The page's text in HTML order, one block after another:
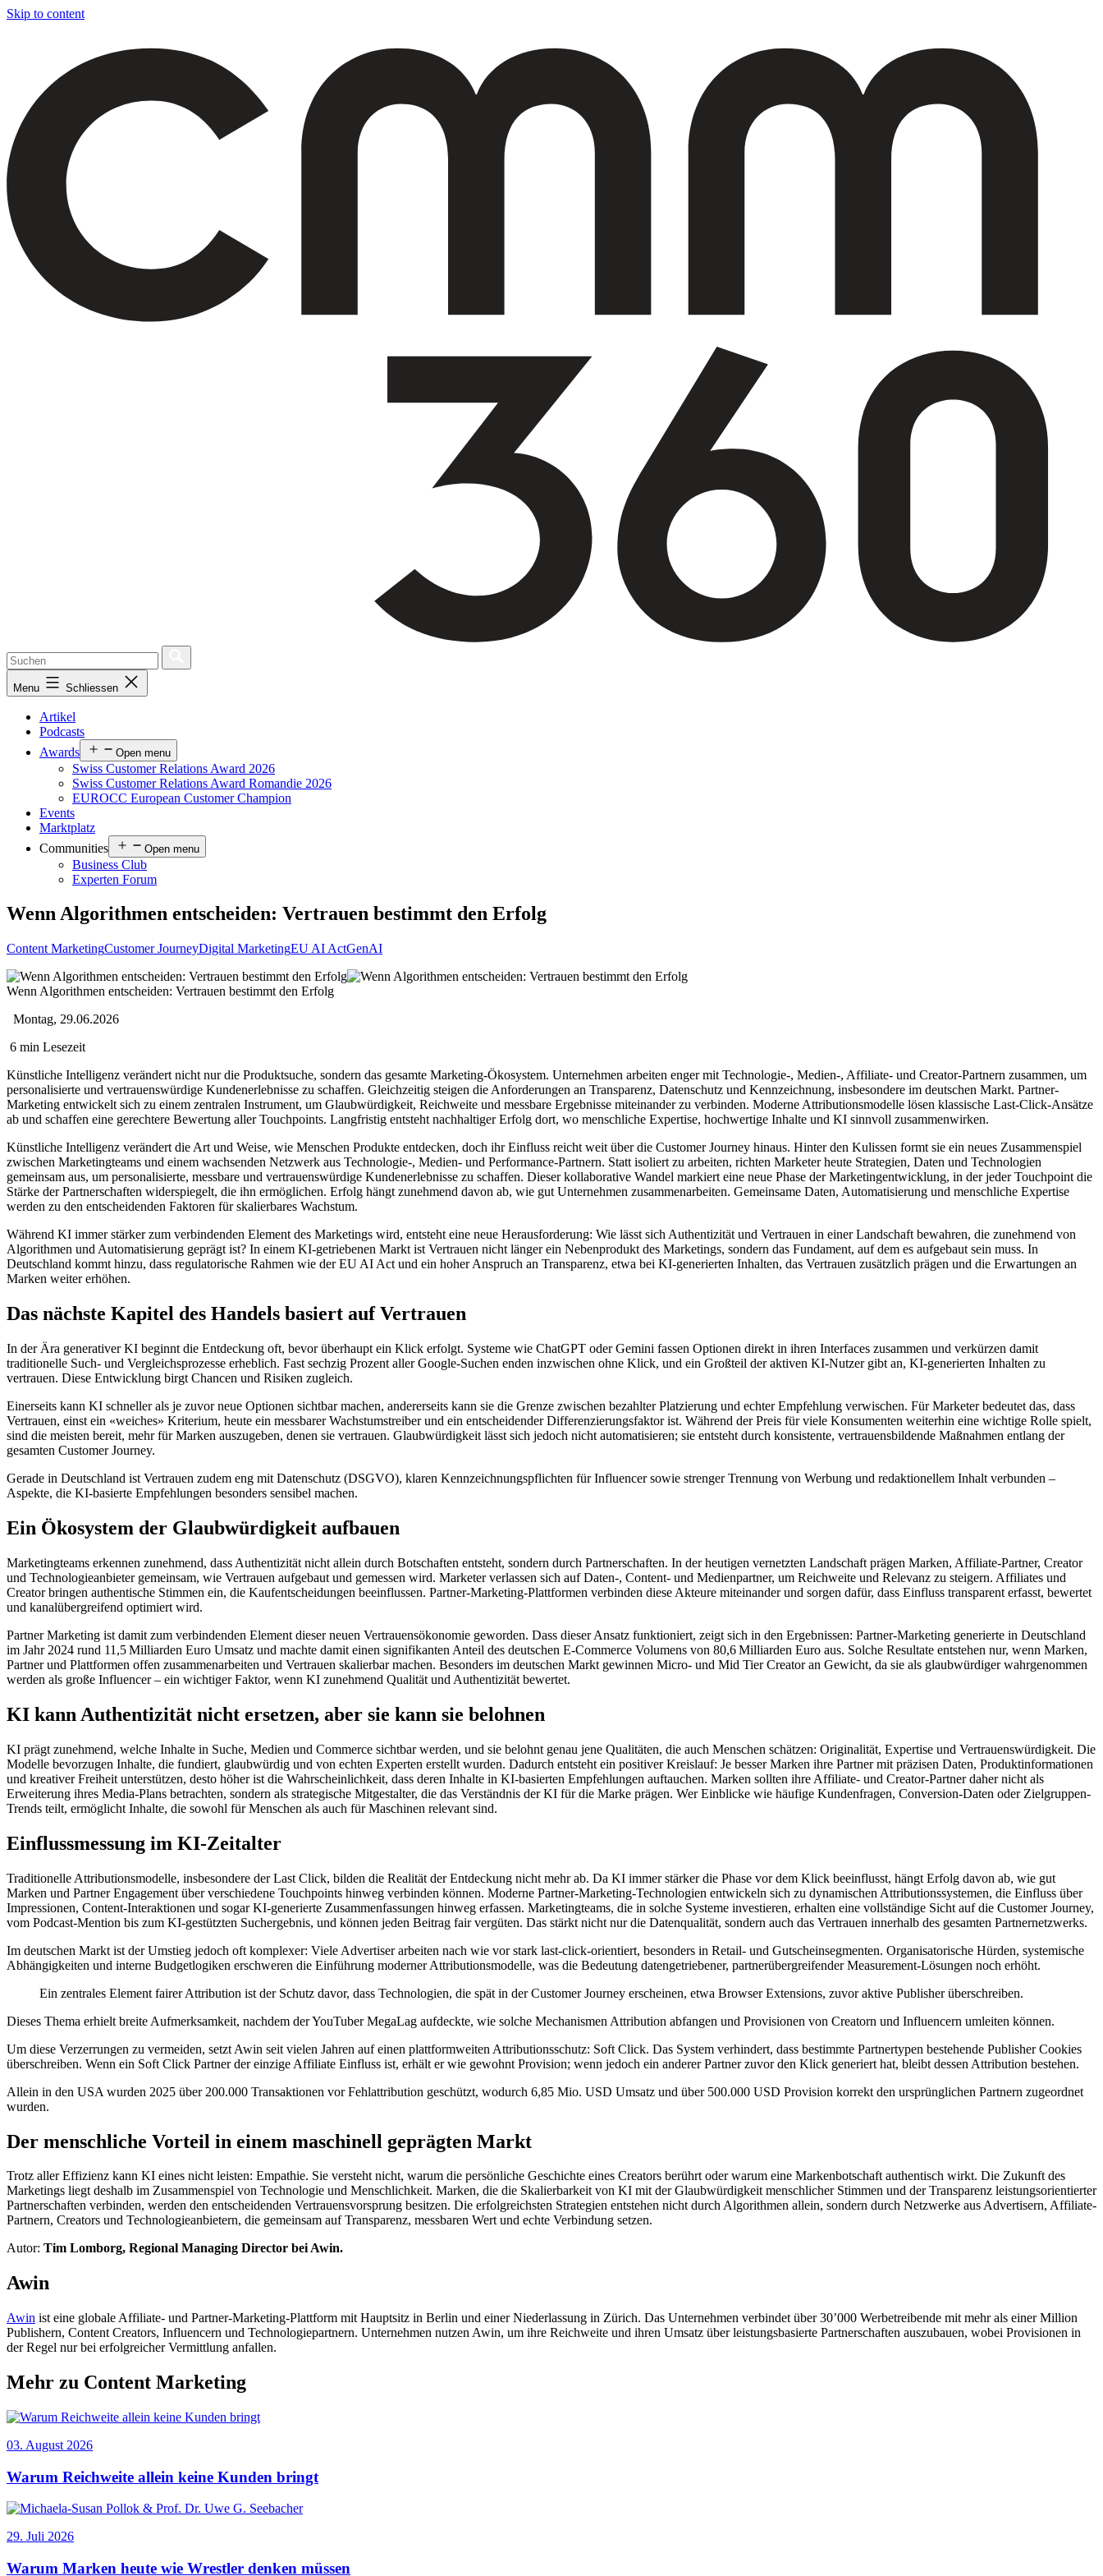
Skip to content
Menu Schliessen
Artikel
Podcasts
Awards
Open menu
Swiss Customer Relations Award 2026
Swiss Customer Relations Award Romandie 2026
EUROCC European Customer Champion
Events
Marktplatz
Communities
Open menu
Business Club
Experten Forum
Wenn Algorithmen entscheiden: Vertrauen bestimmt den Erfolg
Content MarketingCustomer JourneyDigital MarketingEU AI ActGenAI
Wenn Algorithmen entscheiden: Vertrauen bestimmt den Erfolg
Montag, 29.06.2026
6 min Lesezeit
Künstliche Intelligenz verändert nicht nur die Produktsuche, sondern das gesamte Marketing-Ökosystem. Unternehmen arbeiten enger mit Technologie-, Medien-, Affiliate- und Creator-Partnern zusammen, um
personalisierte und vertrauenswürdige Kundenerlebnisse zu schaffen. Gleichzeitig steigen die Anforderungen an Transparenz, Datenschutz und Kennzeichnung, insbesondere im deutschen Markt. Partner-
Marketing entwickelt sich zu einem zentralen Instrument, um Glaubwürdigkeit, Reichweite und messbare Ergebnisse miteinander zu verbinden. Moderne Attributionsmodelle lösen klassische Last-Click-Ansätze
ab und schaffen eine gerechtere Bewertung aller Touchpoints. Langfristig entsteht nachhaltiger Erfolg dort, wo menschliche Expertise, hochwertige Inhalte und KI sinnvoll zusammenwirken.
Künstliche Intelligenz verändert die Art und Weise, wie Menschen Produkte entdecken, doch ihr Einfluss reicht weit über die Customer Journey hinaus. Hinter den Kulissen formt sie ein neues Zusammenspiel
zwischen Marketingteams und einem wachsenden Netzwerk aus Technologie-, Medien- und Performance-Partnern. Statt isoliert zu arbeiten, richten Marketer heute Strategien, Daten und Technologien
gemeinsam aus, um personalisierte, messbare und vertrauenswürdige Kundenerlebnisse zu schaffen. Dieser kollaborative Wandel markiert eine neue Phase der Marketingentwicklung, in der jeder Touchpoint die
Stärke der Partnerschaften widerspiegelt, die ihn ermöglichen. Erfolg hängt zunehmend davon ab, wie gut Unternehmen zusammenarbeiten. Gemeinsame Daten, Automatisierung und menschliche Expertise
werden zu den entscheidenden Faktoren für skalierbares Wachstum.
Während KI immer stärker zum verbindenden Element des Marketings wird, entsteht eine neue Herausforderung: Wie lässt sich Authentizität und Vertrauen in einer Landschaft bewahren, die zunehmend von
Algorithmen und Automatisierung geprägt ist? In einem KI-getriebenen Markt ist Vertrauen nicht länger ein Nebenprodukt des Marketings, sondern das Fundament, auf dem es aufgebaut sein muss. In
Deutschland kommt hinzu, dass regulatorische Rahmen wie der EU AI Act und ein hoher Anspruch an Transparenz, etwa bei KI-generierten Inhalten, das Vertrauen zusätzlich prägen und die Erwartungen an
Marken weiter erhöhen.
Das nächste Kapitel des Handels basiert auf Vertrauen
In der Ära generativer KI beginnt die Entdeckung oft, bevor überhaupt ein Klick erfolgt. Systeme wie ChatGPT oder Gemini fassen Optionen direkt in ihren Interfaces zusammen und verkürzen damit
traditionelle Such- und Vergleichsprozesse erheblich. Fast sechzig Prozent aller Google-Suchen enden inzwischen ohne Klick, und ein Großteil der aktiven KI-Nutzer gibt an, KI-generierten Inhalten zu
vertrauen. Diese Entwicklung birgt Chancen und Risiken zugleich.
Einerseits kann KI schneller als je zuvor neue Optionen sichtbar machen, andererseits kann sie die Grenze zwischen bezahlter Platzierung und echter Empfehlung verwischen. Für Marketer bedeutet das, dass
Vertrauen, einst ein «weiches» Kriterium, heute ein messbarer Wachstumstreiber und ein entscheidender Differenzierungsfaktor ist. Während der Preis für viele Konsumenten weiterhin eine wichtige Rolle spielt,
sind die meisten bereit, mehr für Marken auszugeben, denen sie vertrauen. Glaubwürdigkeit lässt sich jedoch nicht automatisieren; sie entsteht durch konsistente, vertrauensbildende Maßnahmen entlang der
gesamten Customer Journey.
Gerade in Deutschland ist Vertrauen zudem eng mit Datenschutz (DSGVO), klaren Kennzeichnungspflichten für Influencer sowie strenger Trennung von Werbung und redaktionellem Inhalt verbunden –
Aspekte, die KI-basierte Empfehlungen besonders sensibel machen.
Ein Ökosystem der Glaubwürdigkeit aufbauen
Marketingteams erkennen zunehmend, dass Authentizität nicht allein durch Botschaften entsteht, sondern durch Partnerschaften. In der heutigen vernetzten Landschaft prägen Marken, Affiliate-Partner, Creator
und Technologieanbieter gemeinsam, wie Vertrauen aufgebaut und gemessen wird. Marketer verlassen sich auf Daten-, Content- und Medienpartner, um Reichweite und Relevanz zu steigern. Affiliates und
Creator bringen authentische Stimmen ein, die Kaufentscheidungen beeinflussen. Partner-Marketing-Plattformen verbinden diese Akteure miteinander und sorgen dafür, dass Einfluss transparent erfasst, bewertet
und kanalübergreifend optimiert wird.
Partner Marketing ist damit zum verbindenden Element dieser neuen Vertrauensökonomie geworden. Dass dieser Ansatz funktioniert, zeigt sich in den Ergebnissen: Partner-Marketing generierte in Deutschland
im Jahr 2024 rund 11,5 Milliarden Euro Umsatz und machte damit einen signifikanten Anteil des deutschen E-Commerce Volumens von 80,6 Milliarden Euro aus. Solche Resultate entstehen nur, wenn Marken,
Partner und Plattformen offen zusammenarbeiten und Vertrauen skalierbar machen. Besonders im deutschen Markt gewinnen Micro- und Mid Tier Creator an Gewicht, da sie als glaubwürdiger wahrgenommen
werden als große Influencer – ein wichtiger Faktor, wenn KI zunehmend Qualität und Authentizität bewertet.
KI kann Authentizität nicht ersetzen, aber sie kann sie belohnen
KI prägt zunehmend, welche Inhalte in Suche, Medien und Commerce sichtbar werden, und sie belohnt genau jene Qualitäten, die auch Menschen schätzen: Originalität, Expertise und Vertrauenswürdigkeit. Die
Modelle bevorzugen Inhalte, die fundiert, glaubwürdig und von echten Experten erstellt wurden. Dadurch entsteht ein positiver Kreislauf: Je besser Marken ihre Partner mit präzisen Daten, Produktinformationen
und kreativer Freiheit unterstützen, desto höher ist die Wahrscheinlichkeit, dass deren Inhalte in KI-basierten Empfehlungen auftauchen. Marken sollten ihre Affiliate- und Creator-Partner daher nicht als
Erweiterung ihres Media-Plans betrachten, sondern als strategische Mitgestalter, die das Verständnis der KI für die Marke prägen. Wer Einblicke wie häufige Kundenfragen, Conversion-Daten oder Zielgruppen-
Trends teilt, ermöglicht Inhalte, die sowohl für Menschen als auch für Maschinen relevant sind.
Einflussmessung im KI-Zeitalter
Traditionelle Attributionsmodelle, insbesondere der Last Click, bilden die Realität der Entdeckung nicht mehr ab. Da KI immer stärker die Phase vor dem Klick beeinflusst, hängt Erfolg davon ab, wie gut
Marken und Partner Engagement über verschiedene Touchpoints hinweg verbinden können. Moderne Partner-Marketing-Technologien entwickeln sich zu dynamischen Attributionssystemen, die Einfluss über
Impressionen, Content-Interaktionen und sogar KI-generierte Zusammenfassungen hinweg erfassen. Marketingteams, die in solche Systeme investieren, erhalten eine vollständige Sicht auf die Customer Journey,
vom Podcast-Mention bis zum KI-gestützten Suchergebnis, und können jeden Beitrag fair vergüten. Das stärkt nicht nur die Datenqualität, sondern auch das Vertrauen innerhalb des gesamten Partnernetzwerks.
Im deutschen Markt ist der Umstieg jedoch oft komplexer: Viele Advertiser arbeiten nach wie vor stark last-click-orientiert, besonders in Retail- und Gutscheinsegmenten. Organisatorische Hürden, systemische
Abhängigkeiten und interne Budgetlogiken erschweren die Einführung moderner Attributionsmodelle, was die Bedeutung datengetriebener, partnerübergreifender Measurement-Lösungen noch erhöht.
Ein zentrales Element fairer Attribution ist der Schutz davor, dass Technologien, die spät in der Customer Journey erscheinen, etwa Browser Extensions, zuvor aktive Publisher überschreiben.
Dieses Thema erhielt breite Aufmerksamkeit, nachdem der YouTuber MegaLag aufdeckte, wie solche Mechanismen Attribution abfangen und Provisionen von Creatorn und Influencern umleiten können.
Um diese Verzerrungen zu vermeiden, setzt Awin seit vielen Jahren auf einen plattformweiten Attributionsschutz: Soft Click. Das System verhindert, dass bestimmte Partnertypen bestehende Publisher Cookies
überschreiben. Wenn ein Soft Click Partner der einzige Affiliate Einfluss ist, erhält er wie gewohnt Provision; wenn jedoch ein anderer Partner zuvor den Klick generiert hat, bleibt dessen Attribution bestehen.
Allein in den USA wurden 2025 über 200.000 Transaktionen vor Fehlattribution geschützt, wodurch 6,85 Mio. USD Umsatz und über 500.000 USD Provision korrekt den ursprünglichen Partnern zugeordnet
wurden.
Der menschliche Vorteil in einem maschinell geprägten Markt
Trotz aller Effizienz kann KI eines nicht leisten: Empathie. Sie versteht nicht, warum die persönliche Geschichte eines Creators berührt oder warum eine Markenbotschaft authentisch wirkt. Die Zukunft des
Marketings liegt deshalb im Zusammenspiel von Technologie und Menschlichkeit. Marken, die die Skalierbarkeit von KI mit der Glaubwürdigkeit menschlicher Stimmen und der Transparenz leistungsorientierter
Partnerschaften verbinden, werden den entscheidenden Vertrauensvorsprung besitzen. Die erfolgreichsten Strategien entstehen nicht durch Algorithmen allein, sondern durch Netzwerke aus Advertisern, Affiliate-
Partnern, Creators und Technologieanbietern, die gemeinsam auf Transparenz, messbaren Wert und echte Verbindung setzen.
Autor: Tim Lomborg, Regional Managing Director bei Awin.
Awin
Awin ist eine globale Affiliate- und Partner-Marketing-Plattform mit Hauptsitz in Berlin und einer Niederlassung in Zürich. Das Unternehmen verbindet über 30’000 Werbetreibende mit mehr als einer Million
Publishern, Content Creators, Influencern und Technologiepartnern. Unternehmen nutzen Awin, um ihre Reichweite und ihren Umsatz über leistungsbasierte Partnerschaften auszubauen, wobei Provisionen in
der Regel nur bei erfolgreicher Vermittlung anfallen.
Mehr zu Content Marketing
03. August 2026
Warum Reichweite allein keine Kunden bringt
29. Juli 2026
Warum Marken heute wie Wrestler denken müssen